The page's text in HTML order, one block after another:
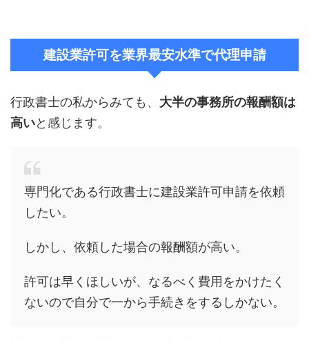
建設業許可を業界最安水準で代理申請
行政書士の私からみても、 大半の事務所の報酬額は
高いと感じます。
専門化である行政書士に建設業許可申請を依頼
したい。
しかし、依頼した場合の報酬額が高い。
許可は早くほしいが、なるべく費用をかけたく
ないので自分で一から手続きをするしかない。